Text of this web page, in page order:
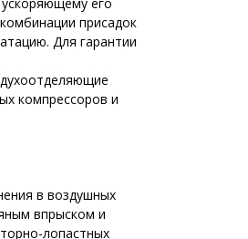
присадок
Для гарантии
компрессоров и
в воздушных
впрыском и
лопастных